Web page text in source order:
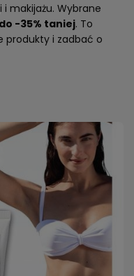
makijażu. Wybrane
do -35% taniej. To
produkty i zadbać o